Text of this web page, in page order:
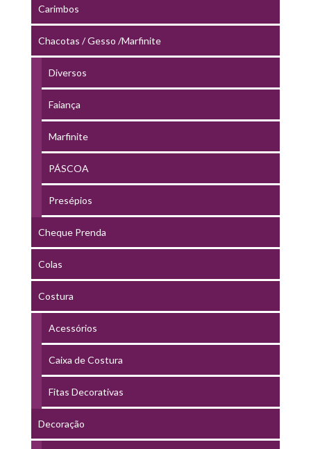
Carimbos
Chacotas / Gesso /Marfinite
Diversos
Faiança
Marfinite
PÁSCOA
Presépios
Cheque Prenda
Colas
Costura
Acessórios
Caixa de Costura
Fitas Decorativas
Decoração